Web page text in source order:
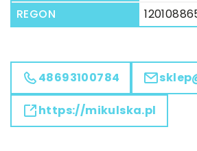
REGON
48693100784
https://mikulska.pl